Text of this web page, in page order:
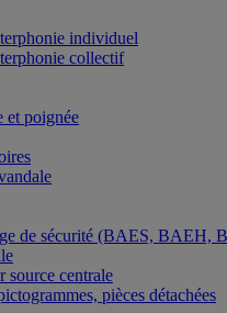
individuel
collectif
et poignée
de sécurité (BAES,
source centrale
pièces détachées